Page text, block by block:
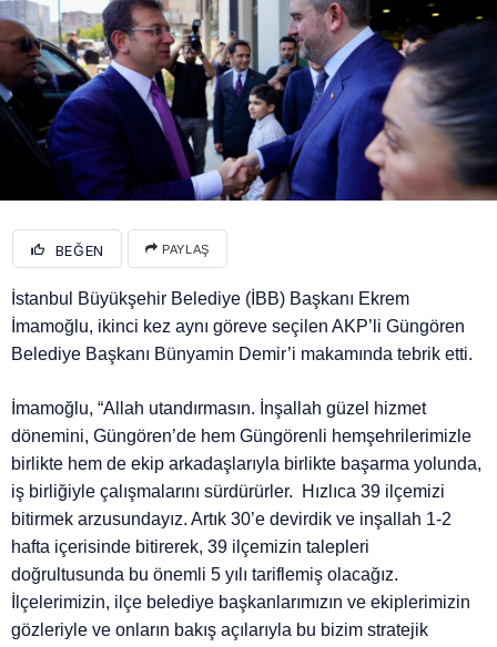
BEĞEN PAYLAŞ
İstanbul Büyükşehir Belediye (İBB) Başkanı Ekrem
İmamoğlu, ikinci kez aynı göreve seçilen AKP’li Güngören
Belediye Başkanı Bünyamin Demir’i makamında tebrik etti.
İmamoğlu, “Allah utandırmasın. İnşallah güzel hizmet
dönemini, Güngören’de hem Güngörenli hemşehrilerimizle
birlikte hem de ekip arkadaşlarıyla birlikte başarma yolunda,
iş birliğiyle çalışmalarını sürdürürler. Hızlıca 39 ilçemizi
bitirmek arzusundayız. Artık 30’e devirdik ve inşallah 1-2
hafta içerisinde bitirerek, 39 ilçemizin talepleri
doğrultusunda bu önemli 5 yılı tariflemiş olacağız.
İlçelerimizin, ilçe belediye başkanlarımızın ve ekiplerimizin
gözleriyle ve onların bakış açılarıyla bu bizim stratejik